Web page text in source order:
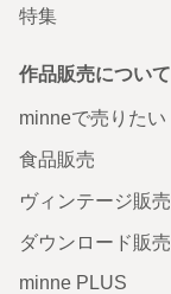
特集
作品販売について
minneで売りたい
食品販売
ヴィンテージ販売
ダウンロード販売
minne PLUS